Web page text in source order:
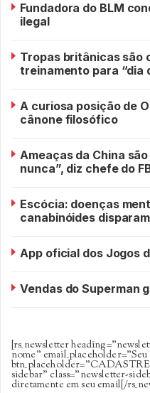
Fundadora do BLM
ilegal
Tropas britânicas são
treinamento para “dia
A curiosa posição de
cânone filosófico
Ameaças da China
nunca”, diz chefe do
Escócia: doenças
canabinóides disparam
App oficial dos Jogos
Vendas do Superman
[rs_newsletter
nome”
sidebar” class=”newsletter-
diretamente em seu email[/